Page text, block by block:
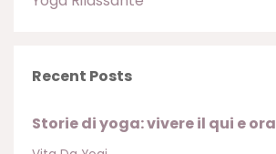
Recent Posts
Storie di yoga: vivere il qui e ora